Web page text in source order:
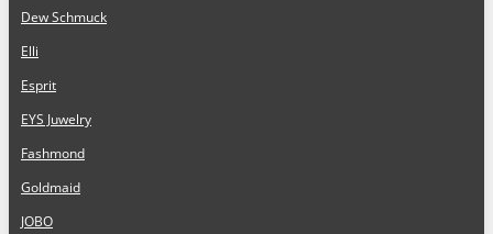
Dew Schmuck
Elli
Esprit
EYS Juwelry
Fashmond
Goldmaid
JOBO